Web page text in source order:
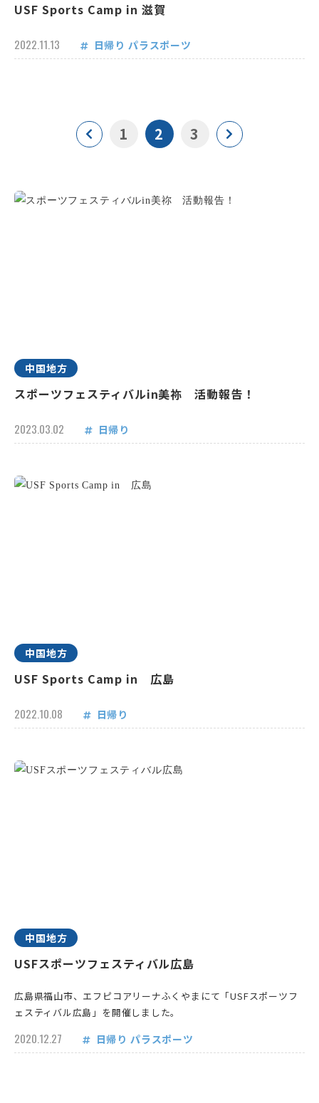
USF Sports Camp in 滋賀
2022.11.13 日帰り パラスポーツ
1 2 3
中国地方
スポーツフェスティバルin美祢 活動報告！
2023.03.02 日帰り
中国地方
USF Sports Camp in 広島
2022.10.08 日帰り
中国地方
USFスポーツフェスティバル広島
広島県福山市、エフピコアリーナふくやまにて「USFスポーツフ
ェスティバル広島」を開催しました。
2020.12.27 日帰り パラスポーツ